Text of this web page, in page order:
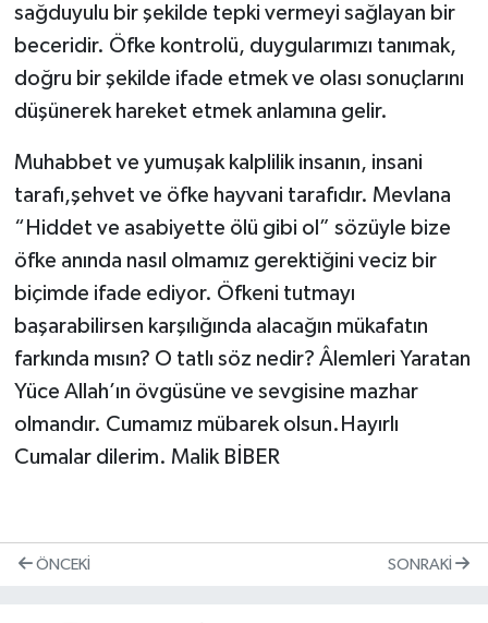
sağduyulu bir şekilde tepki vermeyi sağlayan bir
beceridir. Öfke kontrolü, duygularımızı tanımak,
doğru bir şekilde ifade etmek ve olası sonuçlarını
düşünerek hareket etmek anlamına gelir.
Muhabbet ve yumuşak kalplilik insanın, insani
tarafı,şehvet ve öfke hayvani tarafıdır. Mevlana
“Hiddet ve asabiyette ölü gibi ol” sözüyle bize
öfke anında nasıl olmamız gerektiğini veciz bir
biçimde ifade ediyor. Öfkeni tutmayı
başarabilirsen karşılığında alacağın mükafatın
farkında mısın? O tatlı söz nedir? Âlemleri Yaratan
Yüce Allah’ın övgüsüne ve sevgisine mazhar
olmandır. Cumamız mübarek olsun.Hayırlı
Cumalar dilerim. Malik BİBER
ÖNCEKI SONRAKI